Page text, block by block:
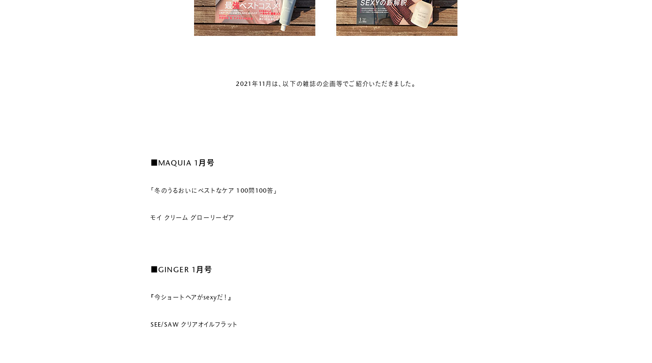
2021年11月は、以下の雑誌の企画等でご紹介いただきました。
■MAQUIA 1月号
「冬のうるおいにベストなケア 100問100答」
モイ クリーム グローリーゼア
■GINGER 1月号
『今ショートヘアがsexyだ！』
SEE/SAW クリアオイルフラット